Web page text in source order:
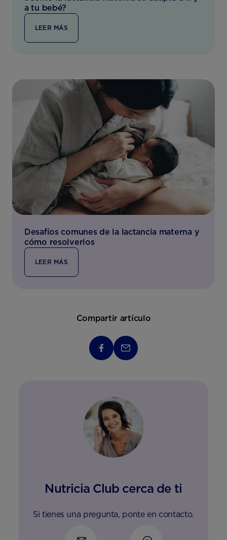
a tu bebé?
LEER MÁS
Desafíos comunes de la lactancia materna y
cómo resolverlos
LEER MÁS
Compartir artículo
Nutricia Club cerca de ti
Si tienes una pregunta, ponte en contacto.